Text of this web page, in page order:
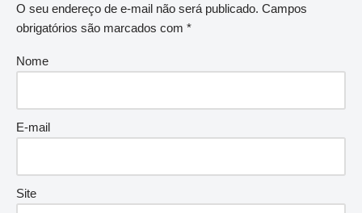
O seu endereço de e-mail não será publicado. Campos
obrigatórios são marcados com *
Nome
E-mail
Site